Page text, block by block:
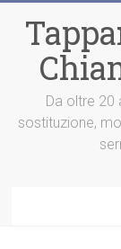
contenuto
Da oltre 20
sostituzione,